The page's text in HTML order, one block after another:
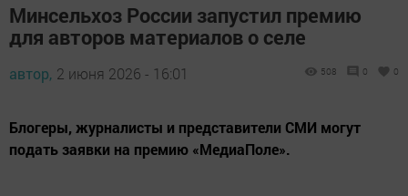
Минсельхоз России запустил премию
для авторов материалов о селе
автор, 2 июня 2026 - 16:01 508 0 0
Блогеры, журналисты и представители СМИ могут
подать заявки на премию «МедиаПоле».